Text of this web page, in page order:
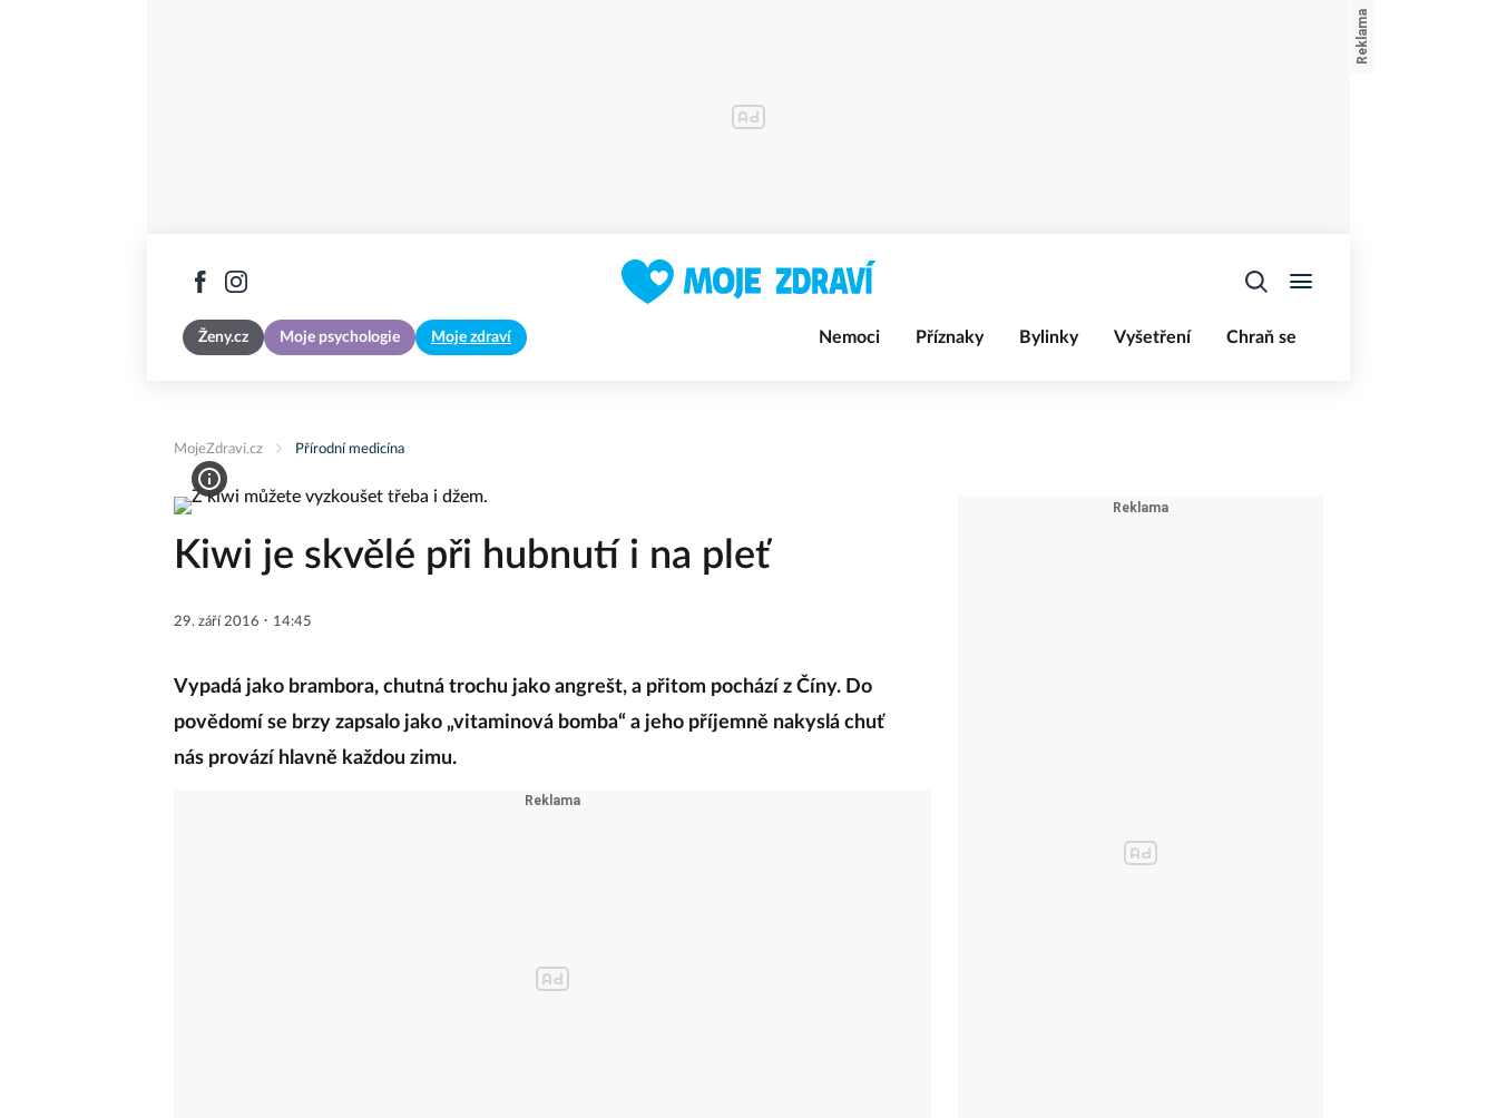
Ženy.cz Moje psychologie Moje zdraví Nemoci Příznaky Bylinky Vyšetření Chraň se
MojeZdravi.cz Přírodní medicína
Kiwi je skvělé při hubnutí i na pleť
29. září 2016 · 14:45
Vypadá jako brambora, chutná trochu jako angrešt, a přitom pochází z Číny. Do
povědomí se brzy zapsalo jako „vitaminová bomba“ a jeho příjemně nakyslá chuť
nás provází hlavně každou zimu.